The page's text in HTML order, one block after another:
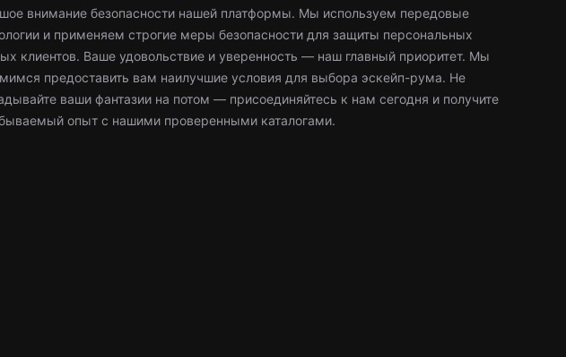
внимание безопасности нашей платформы. Мы используем передовые
и применяем строгие меры безопасности для защиты персональных
клиентов. Ваше удовольствие и уверенность — наш главный приоритет. Мы
предоставить вам наилучшие условия для выбора эскейп-рума. Не
ваши фантазии на потом — присоединяйтесь к нам сегодня и получите
опыт с нашими проверенными каталогами.